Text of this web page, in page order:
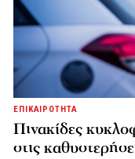
ΕΠΙΚΑΙΡΟΤΗΤΑ
Πινακίδες
στις